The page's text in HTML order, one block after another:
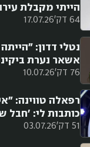
64 דק' 17.07.26
הייתי מקבלת
חיי, חוזרת מבית
76 דק' 10.07.26
נטלי דדון:
אשאר נערת
פרגון כשמתפשטים
51 דק' 03.07.26
רפאלה טווינה:
כותבות לי: 'חבל
לעזה'. זה לא מגיע